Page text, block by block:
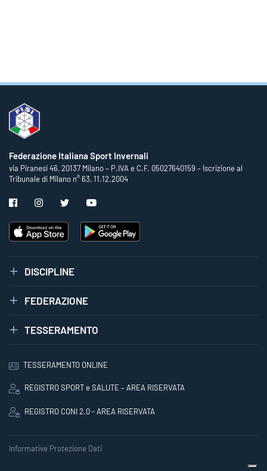
Federazione Italiana Sport Invernali
via Piranesi 46, 20137 Milano – P.IVA e C.F. 05027640159 – Iscrizione al
Tribunale di Milano n° 63, 11.12.2004
DISCIPLINE
FEDERAZIONE
TESSERAMENTO
TESSERAMENTO ONLINE
REGISTRO SPORT e SALUTE – AREA RISERVATA
REGISTRO CONI 2.0 - AREA RISERVATA
Informative Protezione Dati